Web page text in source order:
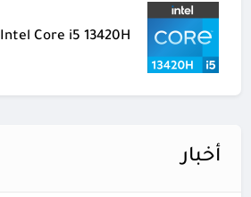
Intel Core i5 13420H
أخبار